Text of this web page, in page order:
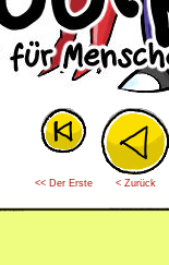
<< Der Erste < Zurück